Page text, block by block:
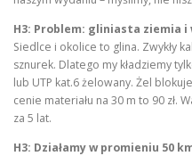
H3: Problem: gliniasta ziemia
Siedlce i okolice to glina. Zwykły
sznurek. Dlatego my kładziemy
lub UTP kat.6 żelowany. Żel
cenie materiału na 30 m to 90 zł.
za 5 lat.
H3: Działamy w promieniu 50